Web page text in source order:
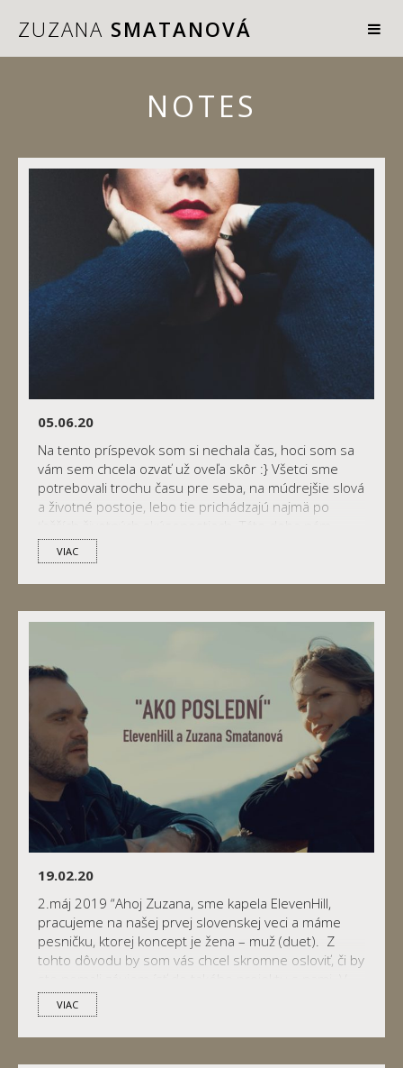
ZUZANA SMATANOVÁ
NOTES
05.06.20
Na tento príspevok som si nechala čas, hoci som sa
vám sem chcela ozvať už oveľa skôr :} Všetci sme
potrebovali trochu času pre seba, na múdrejšie slová
a životné postoje, lebo tie prichádzajú najmä po
nadelila viac, ako sme si vedeli predstaviť, ale ako
bolo už miliónkrát povedané, […]
VIAC
19.02.20
2.máj 2019 “Ahoj Zuzana, sme kapela ElevenHill,
pracujeme na našej prvej slovenskej veci a máme
pesničku, ktorej koncept je žena – muž (duet). Z
tohto dôvodu by som vás chcel skromne osloviť, či by
prílohe posielam demo…” Takto to začalo :} A vlastne
väčšinou aj vždy začína v mnohých prípadoch, […]
VIAC